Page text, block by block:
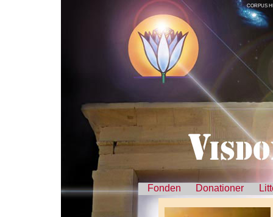
CORPUS
Fonden Donationer